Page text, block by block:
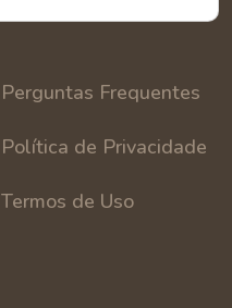
Perguntas Frequentes
Política de Privacidade
Termos de Uso